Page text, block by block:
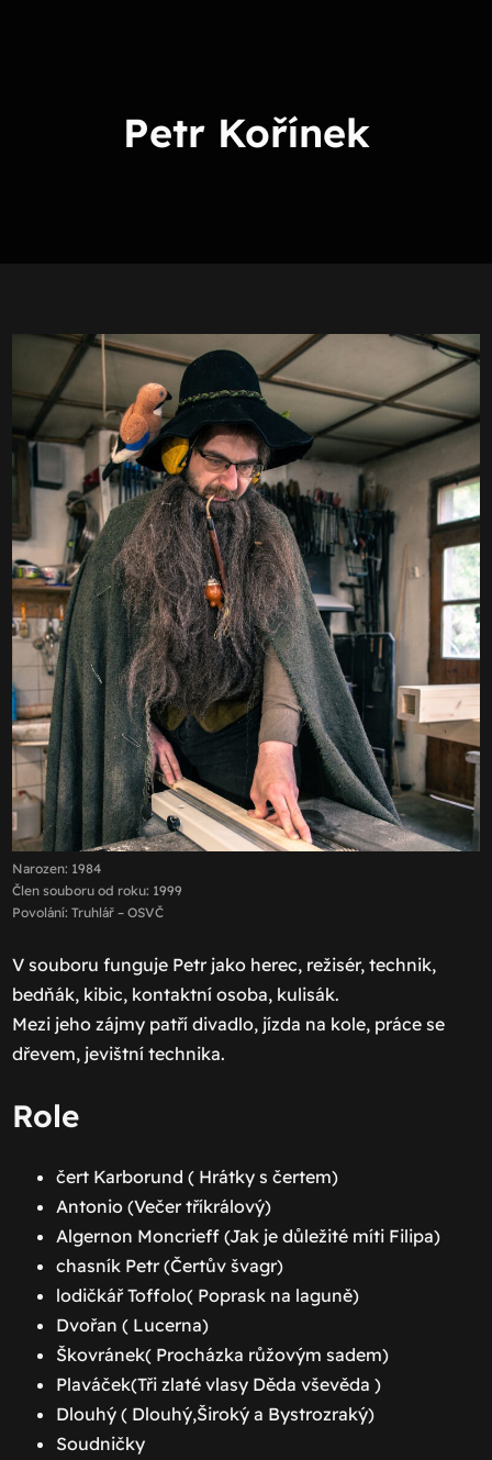
Petr Kořínek
Narozen: 1984
Člen souboru od roku: 1999
Povolání: Truhlář – OSVČ
V souboru funguje Petr jako herec, režisér, technik,
bedňák, kibic, kontaktní osoba, kulisák.
Mezi jeho zájmy patří divadlo, jízda na kole, práce se
dřevem, jevištní technika.
Role
čert Karborund ( Hrátky s čertem)
Antonio (Večer tříkrálový)
Algernon Moncrieff (Jak je důležité míti Filipa)
chasník Petr (Čertův švagr)
lodičkář Toffolo( Poprask na laguně)
Dvořan ( Lucerna)
Škovránek( Procházka růžovým sadem)
Plaváček(Tři zlaté vlasy Děda vševěda )
Dlouhý ( Dlouhý,Široký a Bystrozraký)
Soudničky